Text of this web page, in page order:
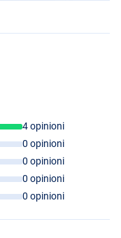
4 opinioni
0 opinioni
0 opinioni
0 opinioni
0 opinioni